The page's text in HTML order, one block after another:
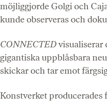
möjliggjorde Golgi och
kunde observeras och
CONNECTEDvisualiserar
gigantiska uppblåsbara
skickar och tar emot
Konstverket